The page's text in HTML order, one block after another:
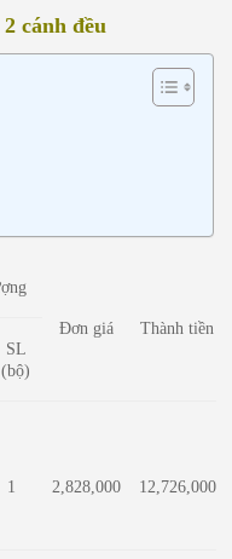
cánh đều
Đơn giá
Thành tiền
SL
(bộ)
1 2,828,000 12,726,000